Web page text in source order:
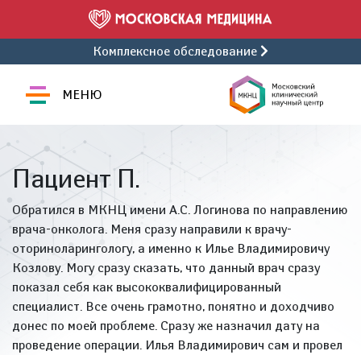
Комплексное обследование
МЕНЮ
Пациент П.
Обратился в МКНЦ имени А.С. Логинова по направлению
врача-онколога. Меня сразу направили к врачу-
оториноларингологу, а именно к Илье Владимировичу
Козлову. Могу сразу сказать, что данный врач сразу
показал себя как высококвалифицированный
специалист. Все очень грамотно, понятно и доходчиво
донес по моей проблеме. Сразу же назначил дату на
проведение операции. Илья Владимирович сам и провел